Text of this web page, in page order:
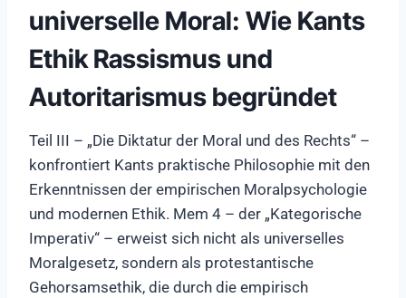
universelle Moral: Wie Kants
Ethik Rassismus und
Autoritarismus begründet
Teil III – „Die Diktatur der Moral und des Rechts“ –
konfrontiert Kants praktische Philosophie mit den
Erkenntnissen der empirischen Moralpsychologie
und modernen Ethik. Mem 4 – der „Kategorische
Imperativ“ – erweist sich nicht als universelles
Moralgesetz, sondern als protestantische
Gehorsamsethik, die durch die empirisch